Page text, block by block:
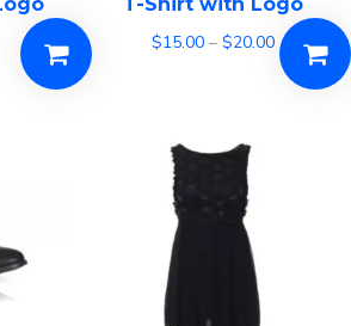
$15.00 –$20.00